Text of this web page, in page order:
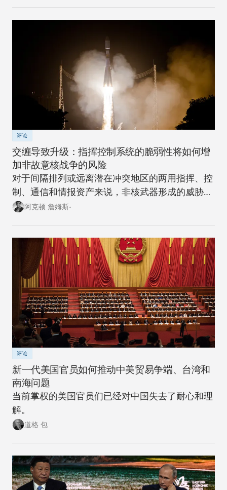
评论
交缠导致升级：指挥控制系统的脆弱性将如何增
加非故意核战争的风险
对于间隔排列或远离潜在冲突地区的两用指挥、控
制、通信和情报资产来说，非核武器形成的威胁越
来越大。
阿克顿 詹姆斯•
评论
新一代美国官员如何推动中美贸易争端、台湾和
南海问题
当前掌权的美国官员们已经对中国失去了耐心和理
解。
道格 包